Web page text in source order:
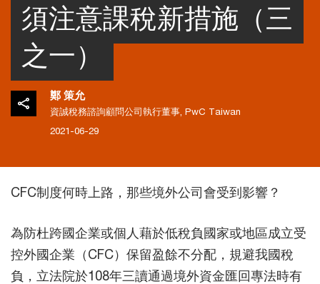
須注意課稅新措施（三
之一）
鄭 策允
資誠稅務諮詢顧問公司執行董事, PwC Taiwan
2021-06-29
CFC制度何時上路，那些境外公司會受到影響？
為防杜跨國企業或個人藉於低稅負國家或地區成立受
控外國企業（CFC）保留盈餘不分配，規避我國稅
負，立法院於108年三讀通過境外資金匯回專法時有